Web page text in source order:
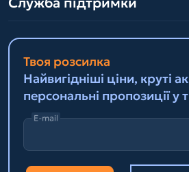
Твоя розсилка
Найвигідніші ціни, круті
персональні пропозиції у
E-mail